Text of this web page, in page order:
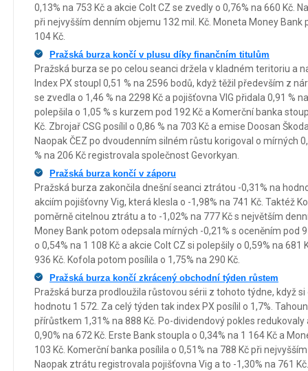
0,13% na 753 Kč a akcie Colt CZ se zvedly o 0,76% na 660 Kč.
při nejvyšším denním objemu 132 mil. Kč. Moneta Money Bank
104 Kč.
Pražská burza končí v plusu díky finančním titulům
Pražská burza se po celou seanci držela v kladném teritoriu a
Index PX stoupl 0,51 % na 2596 bodů, když těžil především z
se zvedla o 1,46 % na 2298 Kč a pojišťovna VIG přidala 0,91 %
polepšila o 1,05 % s kurzem pod 192 Kč a Komerční banka
Kč. Zbrojař CSG posílil o 0,86 % na 703 Kč a emise Doosan
Naopak ČEZ po dvoudenním silném růstu korigoval o mírných
% na 206 Kč registrovala společnost Gevorkyan.
Pražská burza končí v záporu
Pražská burza zakončila dnešní seanci ztrátou -0,31% na
akciím pojišťovny Vig, která klesla o -1,98% na 741 Kč. Taktéž
poměrně citelnou ztrátu a to -1,02% na 777 Kč s největším
Money Bank potom odepsala mírných -0,21% s oceněním pod
o 0,54% na 1 108 Kč a akcie Colt CZ si polepšily o 0,59% na 681
936 Kč. Kofola potom posílila o 1,75% na 290 Kč.
Pražská burza končí zkrácený obchodní týden růstem
Pražská burza prodloužila růstovou sérii z tohoto týdne, když si
hodnotu 1 572. Za celý týden tak index PX posílil o 1,7%.
přírůstkem 1,31% na 888 Kč. Po-dividendový pokles redukovaly
0,90% na 672 Kč. Erste Bank stoupla o 0,34% na 1 164 Kč a
103 Kč. Komerční banka posílila o 0,51% na 788 Kč při
Naopak ztrátu registrovala pojišťovna Vig a to -1,30% na 761 Kč.